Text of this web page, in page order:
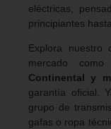
eléctricas,
principiantes
Explora nuestro
mercado como
Continental y
garantía oficial.
grupo de
gafas o ropa